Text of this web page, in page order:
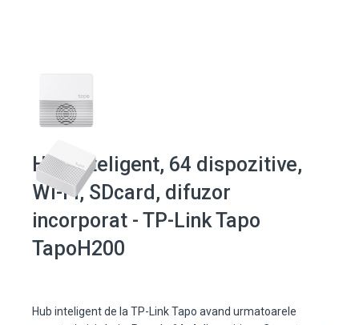
Hub inteligent, 64 dispozitive,
Wi-Fi, SDcard, difuzor
incorporat - TP-Link Tapo
TapoH200
Hub inteligent de la TP-Link Tapo avand urmatoarele